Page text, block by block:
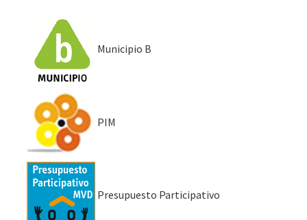
Municipio B
PIM
Presupuesto Participativo